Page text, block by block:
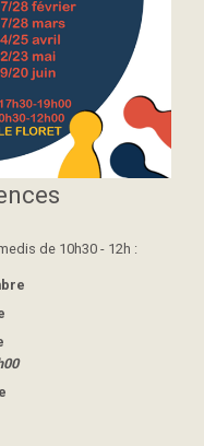
de 10h30 - 12h :